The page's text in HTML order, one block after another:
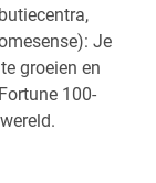
Je
groeien en
100-